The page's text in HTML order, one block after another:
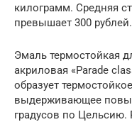
килограмм. Средняя
превышает 300 рублей.
Эмаль термостойкая
акриловая «Parade
образует
выдерживающее
градусов по Цельсию.